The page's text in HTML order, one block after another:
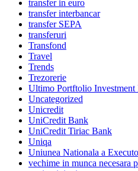
transfer in euro
transfer interbancar
transfer SEPA
transferuri
Transfond
Travel
Trends
Trezorerie
Ultimo Portftolio Investment
Uncategorized
Unicredit
UniCredit Bank
UniCredit Tiriac Bank
Uniqa
Uniunea Nationala a
vechime in munca necesara